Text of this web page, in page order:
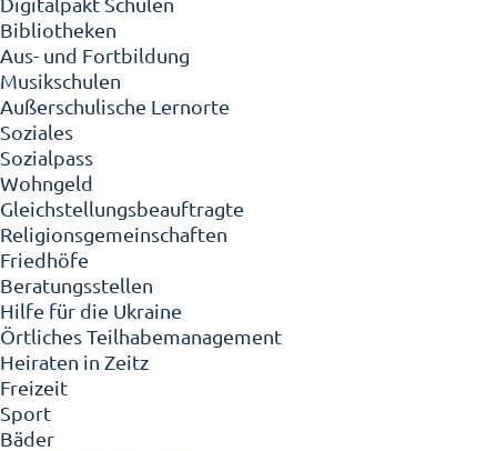
Bibliotheken
Aus- und Fortbildung
Musikschulen
Außerschulische Lernorte
Soziales
Sozialpass
Wohngeld
Gleichstellungsbeauftragte
Religionsgemeinschaften
Friedhöfe
Beratungsstellen
Hilfe für die Ukraine
Örtliches Teilhabemanagement
Heiraten in Zeitz
Freizeit
Sport
Bäder